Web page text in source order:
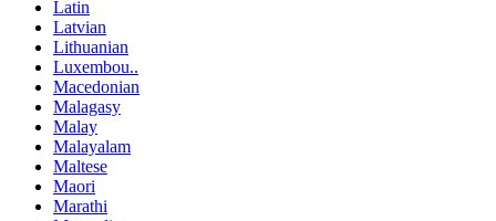
Latin
Latvian
Lithuanian
Luxembou..
Macedonian
Malagasy
Malay
Malayalam
Maltese
Maori
Marathi